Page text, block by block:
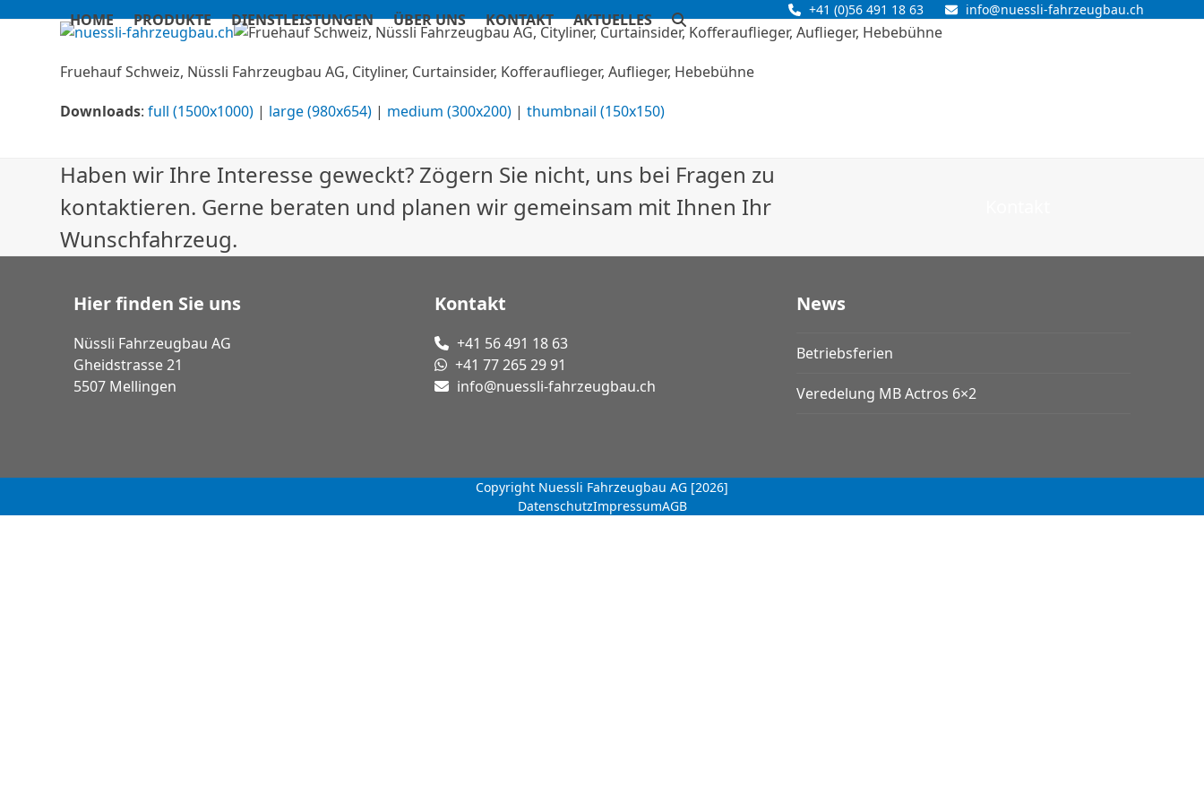
+41 (0)56 491 18 63 info@nuessli-fahrzeugbau.ch
HOME PRODUKTE DIENSTLEISTUNGEN ÜBER UNS KONTAKT AKTUELLES
Fruehauf Schweiz, Nüssli Fahrzeugbau AG, Cityliner, Curtainsider, Kofferauflieger, Auflieger, Hebebühne
Downloads:full (1500x1000) | large (980x654) | medium (300x200) |thumbnail (150x150)
Haben wir Ihre Interesse geweckt? Zögern Sie nicht, uns bei Fragen zu
kontaktieren. Gerne beraten und planen wir gemeinsam mit Ihnen Ihr
Wunschfahrzeug.
Hier finden Sie uns
Nüssli Fahrzeugbau AG
Gheidstrasse 21
5507 Mellingen
Kontakt
+41 56 491 18 63
+41 77 265 29 91
info@nuessli-fahrzeugbau.ch
News
Betriebsferien
Veredelung MB Actros 6×2
Copyright Nuessli Fahrzeugbau AG [2026]
DatenschutzImpressumAGB